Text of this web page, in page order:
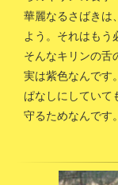
華麗なるさばきは
よう。それはもう
そんなキリンの舌
実は紫色なんです
ぱなしにしていて
守るためなんです。